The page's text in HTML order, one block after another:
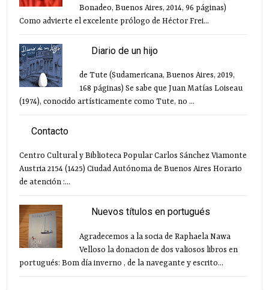
Bonadeo, Buenos Aires, 2014, 96 páginas)
Como advierte el excelente prólogo de Héctor Frei...
Diario de un hijo
de Tute (Sudamericana, Buenos Aires, 2019,
168 páginas) Se sabe que Juan Matías Loiseau
(1974), conocido artísticamente como Tute, no ...
Contacto
Centro Cultural y Biblioteca Popular Carlos Sánchez Viamonte
Austria 2154 (1425) Ciudad Autónoma de Buenos Aires Horario
de atención :...
Nuevos títulos en portugués
Agradecemos a la socia de Raphaela Nawa
Velloso la donacion de dos valiosos libros en
portugués: Bom día inverno , de la navegante y escrito...